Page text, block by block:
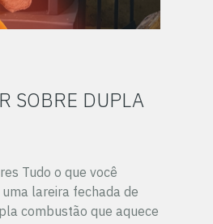
SOBRE DUPLA
Tudo o que você
lareira fechada de
combustão que aquece